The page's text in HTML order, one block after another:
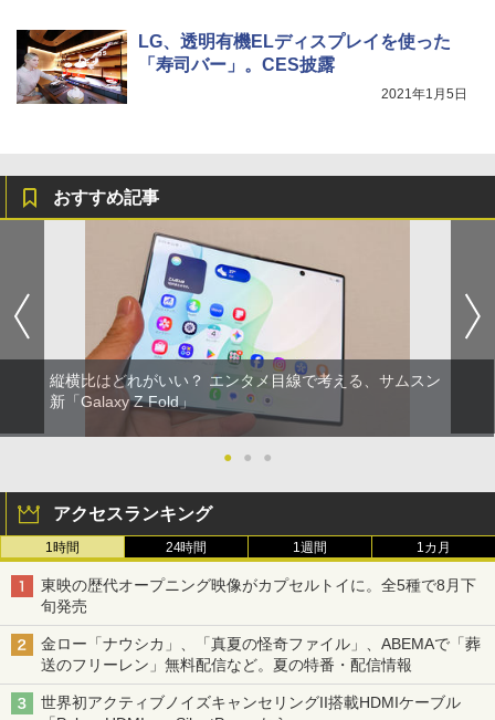
LG、透明有機ELディスプレイを使った
「寿司バー」。CES披露
2021年1月5日
おすすめ記事
縦横比はどれがいい？ エンタメ目線で考える、サムスン
新「Galaxy Z Fold」
● ● ●
アクセスランキング
1時間 24時間 1週間 1カ月
東映の歴代オープニング映像がカプセルトイに。全5種で8月下
旬発売
金ロー「ナウシカ」、「真夏の怪奇ファイル」、ABEMAで「葬
送のフリーレン」無料配信など。夏の特番・配信情報
世界初アクティブノイズキャンセリングII搭載HDMIケーブル